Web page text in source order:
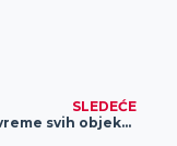
SLEDEĆE
Radno vreme svih objekata kompanije Gomex vraća se u režim rada pre uvođenja vanrednog stanja